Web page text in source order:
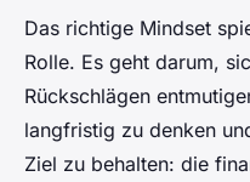
Das richtige Mindset
Rolle. Es geht darum,
Rückschlägen
langfristig zu denken
Ziel zu behalten: die